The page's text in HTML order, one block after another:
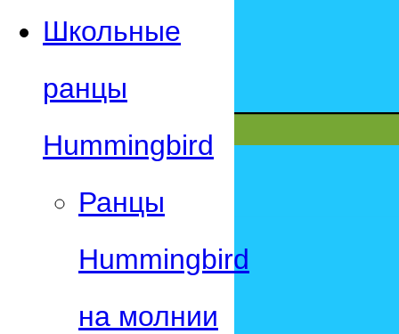
Школьные
ранцы
Hummingbird
Ранцы
Hummingbird
на молнии